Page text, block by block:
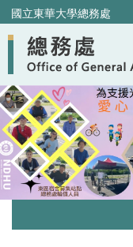
跳
到
主
內
容
區
國立東華大學總務處